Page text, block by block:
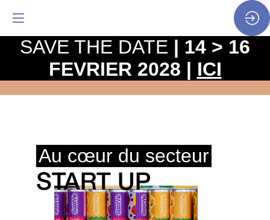
LA PROGrammation• Secteurs & pôles • Start
Au cœur du secteur
SAVE THE DATE | 14 > 16
FEVRIER 2028 | ICI